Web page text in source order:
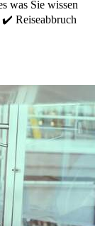
was Sie wissen
Reiseabbruch